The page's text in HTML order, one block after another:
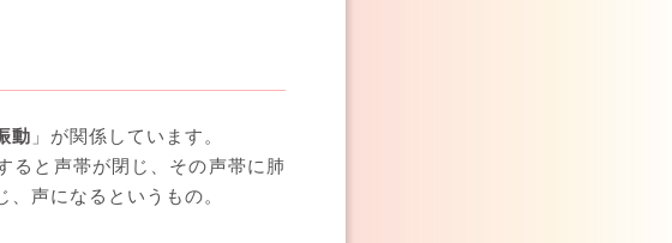
動 」が関係しています。
ると声帯が閉じ、その声帯に肺
声になるというもの。